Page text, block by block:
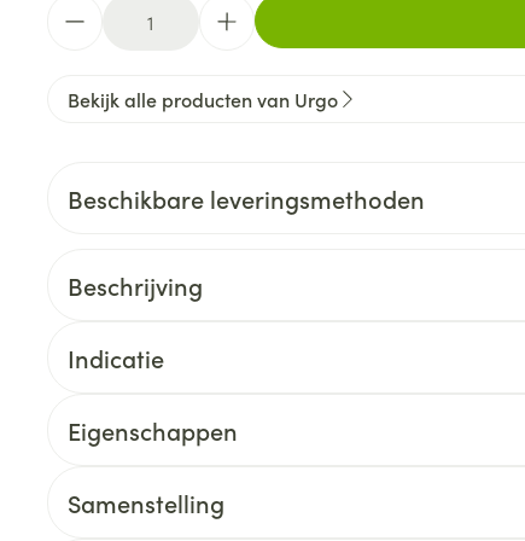
Bekijk alle producten van Urgo
Beschikbare leveringsmethoden
Beschrijving
Indicatie
Eigenschappen
Samenstelling